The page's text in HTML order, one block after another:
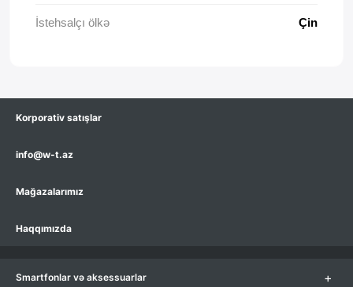
İstehsalçı ölkə Çin
Korporativ satışlar
info@w-t.az
Mağazalarımız
Haqqımızda
Smartfonlar və aksessuarlar +